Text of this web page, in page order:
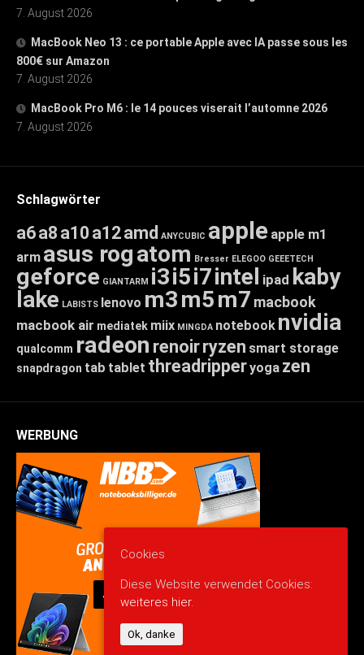
7. August 2026
MacBook Neo 13 : ce portable Apple avec IA passe sous les
800€ sur Amazon
7. August 2026
MacBook Pro M6 : le 14 pouces viserait l’automne 2026
7. August 2026
Schlagwörter
a6a8 a10 a12amd ANYCUBIC apple apple m1
arm asus rogatom Bresser ELEGOO GEEETECH
geforce GIANTARM i3i5i7intel ipad kaby
lake LABISTS lenovo m3m5m7 macbook
macbook air mediatek miix MINGDA notebook nvidia
qualcomm radeon renoirryzen smart storage
snapdragon tab tablet threadripperyoga zen
WERBUNG
Cookies
Diese Website verwendet Cookies:
weiteres hier.
Ok, danke